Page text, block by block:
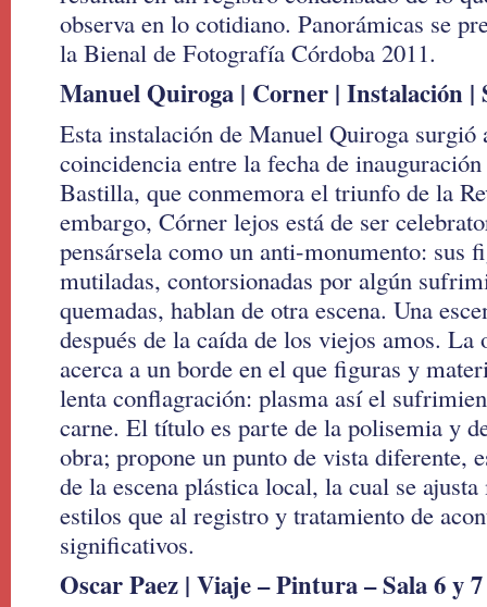
observa en lo cotidiano. Panorámicas se
la Bienal de Fotografía Córdoba 2011.
Manuel Quiroga | Corner | Instalación |
Esta instalación de Manuel Quiroga surgió
coincidencia entre la fecha de
Bastilla, que conmemora el triunfo de la
embargo, Córner lejos está de ser
pensársela como un anti-monumento: sus
mutiladas, contorsionadas por algún
quemadas, hablan de otra escena. Una
después de la caída de los viejos amos. La
acerca a un borde en el que figuras y
lenta conflagración: plasma así el
carne. El título es parte de la polisemia y
obra; propone un punto de vista diferente,
de la escena plástica local, la cual se
estilos que al registro y tratamiento de
significativos.
Oscar Paez | Viaje – Pintura – Sala 6 y 7